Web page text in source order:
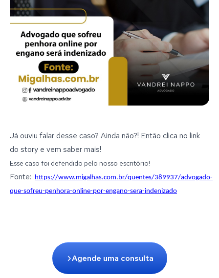
Já ouviu falar desse caso? Ainda não?! Então clica no link
do story e vem saber mais!
Esse caso foi defendido pelo nosso escritório!
Fonte: https://www.migalhas.com.br/quentes/389937/advogado-
que-sofreu-penhora-online-por-engano-sera-indenizado
Agende uma consulta